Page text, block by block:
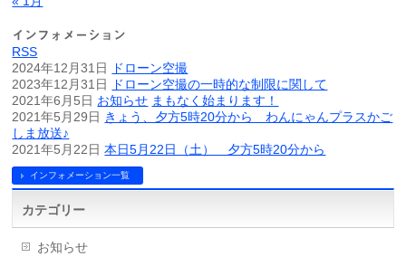
インフォメーション
RSS
2024年12月31日
ドローン空撮
2023年12月31日
ドローン空撮の一時的な制限に関して
2021年6月5日 お知らせ まもなく始まります！
2021年5月29日 きょう、夕方5時20分から わんにゃんプラスかご
しま放送♪
2021年5月22日 本日5月22日（土） 夕方5時20分から
インフォメーション一覧
カテゴリー
お知らせ